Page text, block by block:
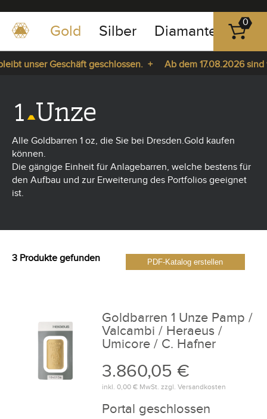
0351
-
43
Gold Silber Diamanten
0
unser Geschäft geschlossen. +
Ab dem 17.08.2026
1 Unze
Alle Goldbarren 1 oz, die Sie bei Dresden.Gold kaufen
können.
Die gängige Einheit für Anlagebarren, welche bestens für
den Aufbau und zur Erweiterung des Portfolios geeignet
ist.
PDF-Katalog erstellen
3 Produkte gefunden
Goldbarren 1 Unze Pamp /
Valcambi / Heraeus /
Umicore / C. Hafner
3.860,05 €
inkl. 0,00 €MwSt. zzgl. Versandkosten
Portal geschlossen